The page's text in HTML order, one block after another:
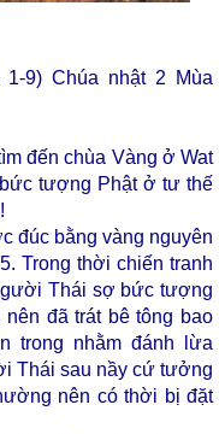
1-9) Chúa nhật 2 Mùa
đến chùa Vàng ở Wat
tượng Phật ở tư thế
đúc bằng vàng nguyên
Trong thời chiến tranh
Thái sợ bức tượng
đã trát bê tông bao
trong nhằm đánh lừa
Thái sau nầy cứ tưởng
nên có thời bị đặt